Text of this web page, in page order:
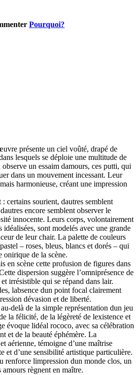
Pourquoi?
présente un ciel voûté, drapé de
lesquels se déploie une multitude de
un essaim damours, ces putti, qui
dans un mouvement incessant. Leur
harmonieuse, créant une impression
certains sourient, dautres semblent
encore semblent observer le
innocente. Leurs corps, volontairement
sont modelés avec une grande
de leur chair. La palette de couleurs
– roses, bleus, blancs et dorés – qui
onirique de la scène.
en scène cette profusion de figures dans
dispersion suggère l’omniprésence de
irrésistible qui se répand dans lair.
labsence dun point focal clairement
dévasion et de liberté.
delà de la simple représentation dun jeu
la félicité, de la légèreté de lexistence et
évoque lidéal rococo, avec sa célébration
et de la beauté éphémère. La
aérienne, témoigne d’une maîtrise
et d’une sensibilité artistique particulière.
renforce limpression dun monde clos, un
règnent en maître.